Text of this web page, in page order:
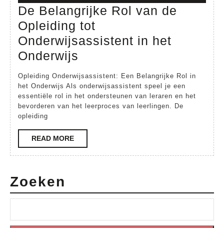
mei
De Belangrijke Rol van de
Opleiding tot
Onderwijsassistent in het
Onderwijs
Belangrijke
Rol
van
Opleiding
tot
Onderwijsassistent
het
Opleiding Onderwijsassistent: Een Belangrijke Rol in
het Onderwijs Als onderwijsassistent speel je een
essentiële rol in het ondersteunen van leraren en het
bevorderen van het leerproces van leerlingen. De
opleiding
READ MOREREAD
MORE
Zoeken